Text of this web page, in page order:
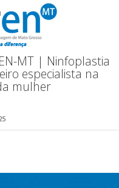
MT | Ninfoplastia
especialista na
mulher